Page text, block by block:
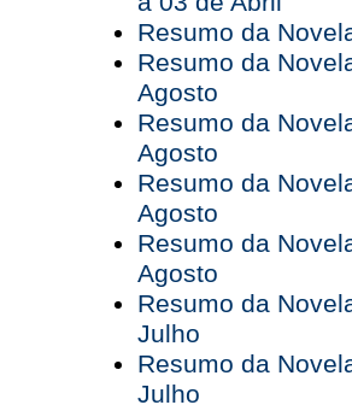
Resumo da
Resumo da
Agosto
Resumo da
Agosto
Resumo da
Agosto
Resumo da
Agosto
Resumo da
Julho
Resumo da
Julho